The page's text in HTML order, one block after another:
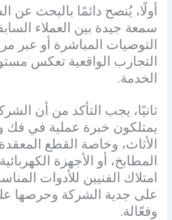
أولًا، يُنصح دائمًا بالبحث عن
سمعة جيدة بين العملاء
التوصيات المباشرة أو عبر
التجارب الواقعية تعكس
الخدمة.
ثانيًا، يجب التأكد من أن
يمتلكون خبرة عملية في فك
الأثاث، وخاصة القطع
المطابخ، أو الأجهزة
امتلاك الفنيين للأدوات
على جدية الشركة وحرصها
وفعّالة.